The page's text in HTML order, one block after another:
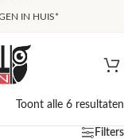
IN HUIS*
Toont alle 6 resultaten
Filters